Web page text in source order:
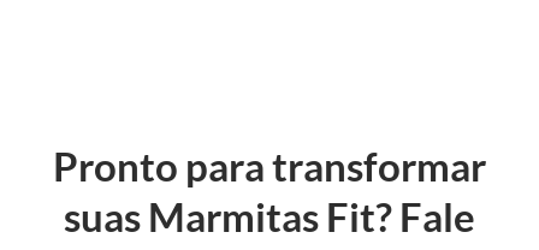
Pronto para transformar
suas Marmitas Fit? Fale